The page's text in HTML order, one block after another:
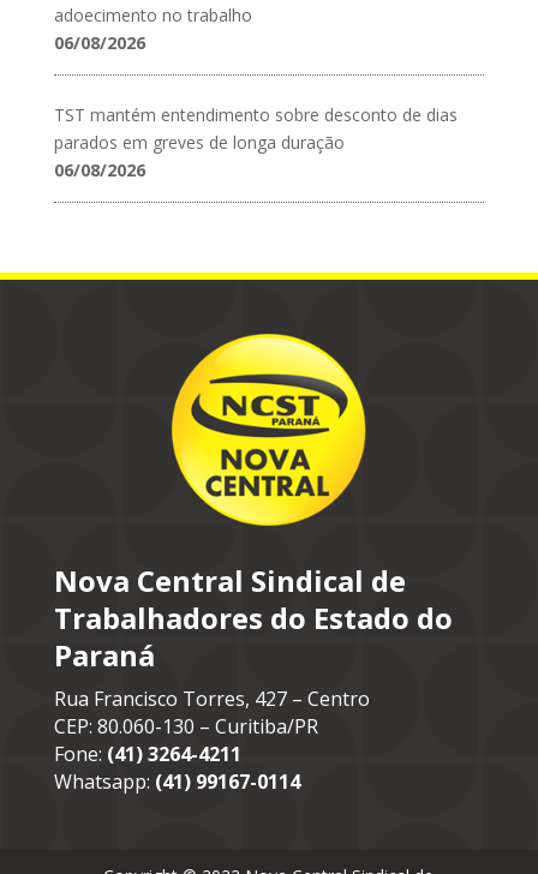
adoecimento no trabalho
06/08/2026
TST mantém entendimento sobre desconto de dias
parados em greves de longa duração
06/08/2026
Nova Central Sindical de
Trabalhadores do Estado do
Paraná
Rua Francisco Torres, 427 – Centro
CEP: 80.060-130 – Curitiba/PR
Fone: (41) 3264-4211
Whatsapp: (41) 99167-0114